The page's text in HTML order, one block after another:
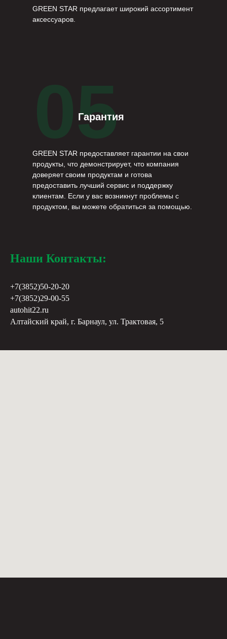
GREEN STAR предлагает широкий ассортимент
аксессуаров.
05
Гарантия
GREEN STAR предоставляет гарантии на свои
продукты, что демонстрирует, что компания
доверяет своим продуктам и готова
предоставить лучший сервис и поддержку
клиентам. Если у вас возникнут проблемы с
продуктом, вы можете обратиться за помощью.
Наши Контакты:
+7(3852)50-20-20
+7(3852)29-00-55
autohit22.ru
Алтайский край, г. Барнаул, ул. Трактовая, 5